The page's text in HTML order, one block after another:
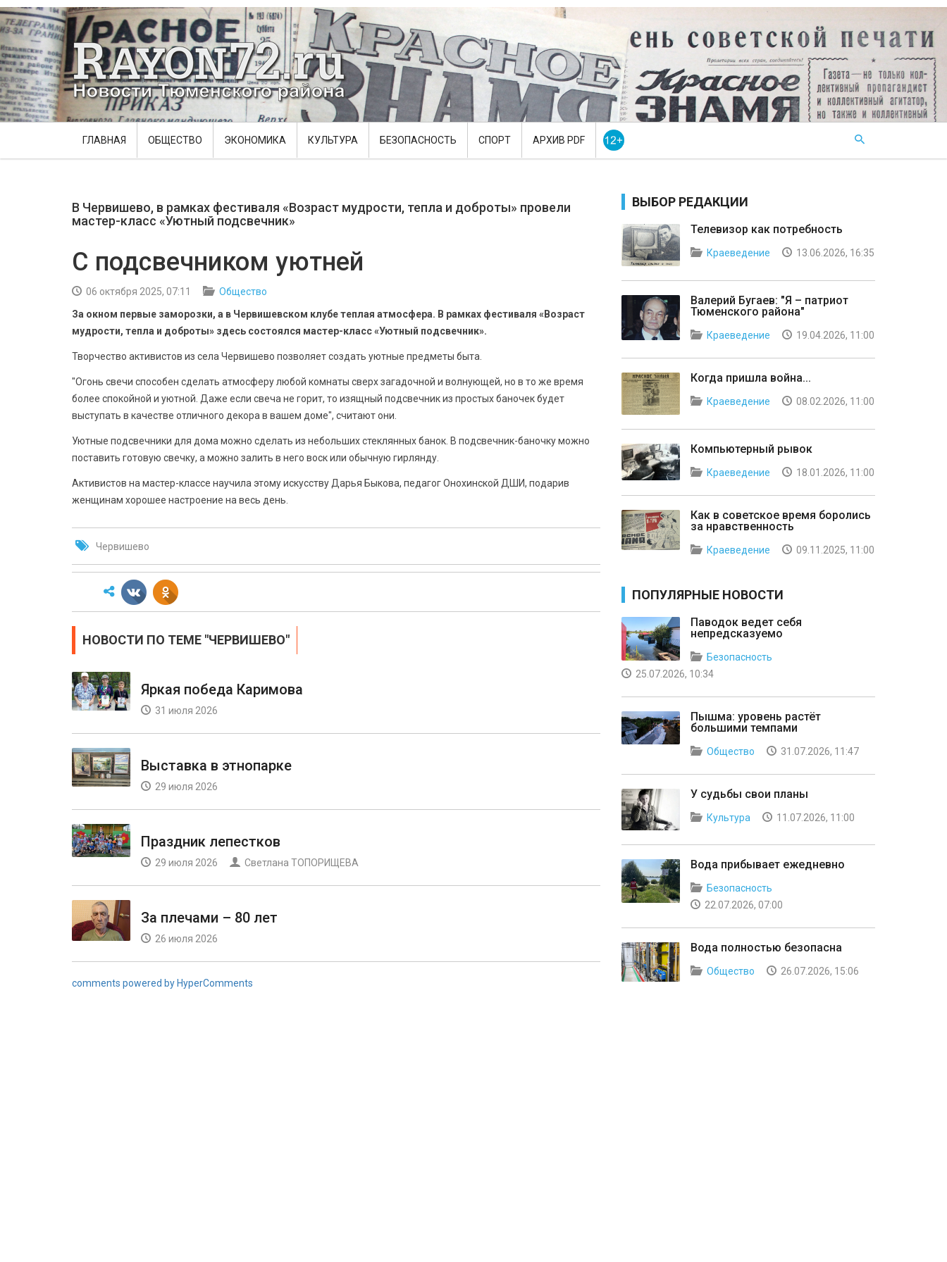
ГЛАВНАЯ ОБЩЕСТВО ЭКОНОМИКА КУЛЬТУРА БЕЗОПАСНОСТЬ СПОРТ АРХИВ PDF
В Червишево, в рамках фестиваля «Возраст мудрости, тепла и доброты» провели
мастер-класс «Уютный подсвечник»
С подсвечником уютней
06 октября 2025, 07:11
Общество
За окном первые заморозки, а в Червишевском клубе теплая атмосфера. В рамках фестиваля «Возраст
мудрости, тепла и доброты» здесь состоялся мастер-класс «Уютный подсвечник».
Творчество активистов из села Червишево позволяет создать уютные предметы быта.
"Огонь свечи способен сделать атмосферу любой комнаты сверх загадочной и волнующей, но в то же время
более спокойной и уютной. Даже если свеча не горит, то изящный подсвечник из простых баночек будет
выступать в качестве отличного декора в вашем доме", считают они.
Уютные подсвечники для дома можно сделать из небольших стеклянных банок. В подсвечник-баночку можно
поставить готовую свечку, а можно залить в него воск или обычную гирлянду.
Активистов на мастер-классе научила этому искусству Дарья Быкова, педагог Онохинской ДШИ, подарив
женщинам хорошее настроение на весь день.
Червишево
НОВОСТИ ПО ТЕМЕ "ЧЕРВИШЕВО"
Яркая победа Каримова
31 июля 2026
Выставка в этнопарке
29 июля 2026
Праздник лепестков
29 июля 2026 Светлана ТОПОРИЩЕВА
За плечами – 80 лет
26 июля 2026
comments powered by HyperComments
ВЫБОР РЕДАКЦИИ
Телевизор как потребность
Краеведение 13.06.2026, 16:35
Валерий Бугаев: "Я – патриот
Тюменского района"
Краеведение 19.04.2026, 11:00
Когда пришла война...
Краеведение 08.02.2026, 11:00
Компьютерный рывок
Краеведение 18.01.2026, 11:00
Как в советское время боролись
за нравственность
Краеведение 09.11.2025, 11:00
ПОПУЛЯРНЫЕ НОВОСТИ
Паводок ведет себя
непредсказуемо
Безопасность
25.07.2026, 10:34
Пышма: уровень растёт
большими темпами
Общество 31.07.2026, 11:47
У судьбы свои планы
Культура 11.07.2026, 11:00
Вода прибывает ежедневно
Безопасность
22.07.2026, 07:00
Вода полностью безопасна
Общество 26.07.2026, 15:06